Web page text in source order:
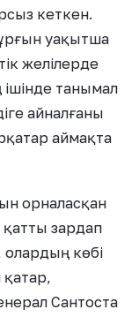
кеткен.
уақытша
желілерде
танымал
айналғаны
аймақта
орналасқан
зардап
олардың көбі
Сантоста